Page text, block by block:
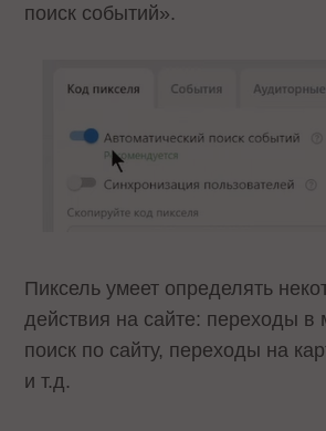
поиск событий».
Пиксель умеет определять
действия на сайте: переходы в
поиск по сайту, переходы на
и т.д.